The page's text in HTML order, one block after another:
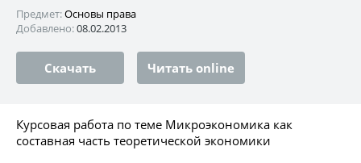
Предмет:Основы права
Добавлено:08.02.2013
Скачать Читать online
Курсовая работа по теме Микроэкономика как
составная часть теоретической экономики